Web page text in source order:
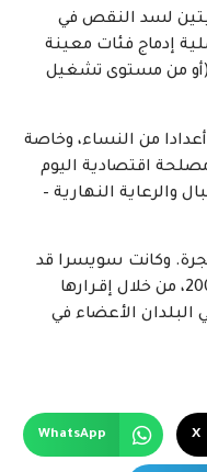
لسد النقص في
إدماج فئات معينة
(أو من مستوى تشغيل
من النساء، وخاصة
اقتصادية اليوم
والرعاية النهارية –
وكانت سويسرا قد
سلكت هذا الطريق بعزم منذ عام 2002، من خلال إقـرارها
البلدان الأعضاء في
X
WhatsApp